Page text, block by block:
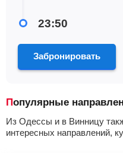
23:50
Забронировать
Популярные
Из Одессы и в Винницу
интересных направлений,